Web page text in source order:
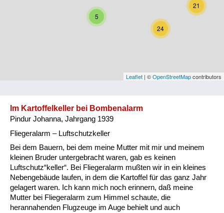
Salzburg
Vorarlberg
Kategorie
Besatzungsmächte
Frauen, Mütter, Kinder
Versorgung
Heimkehrer
24
5
21
Leaflet | ©OpenStreetMapcontributors
Im Kartoffelkeller bei Bombenalarm
Pindur Johanna, Jahrgang 1939
Fliegeralarm – Luftschutzkeller
Bei dem Bauern, bei dem meine Mutter mit mir und meinem
kleinen Bruder untergebracht waren, gab es keinen
Luftschutz“keller“. Bei Fliegeralarm mußten wir in ein kleines
Nebengebäude laufen, in dem die Kartoffel für das ganz Jahr
gelagert waren. Ich kann mich noch erinnern, daß meine
Mutter bei Fliegeralarm zum Himmel schaute, die
herannahenden Flugzeuge im Auge behielt und auch